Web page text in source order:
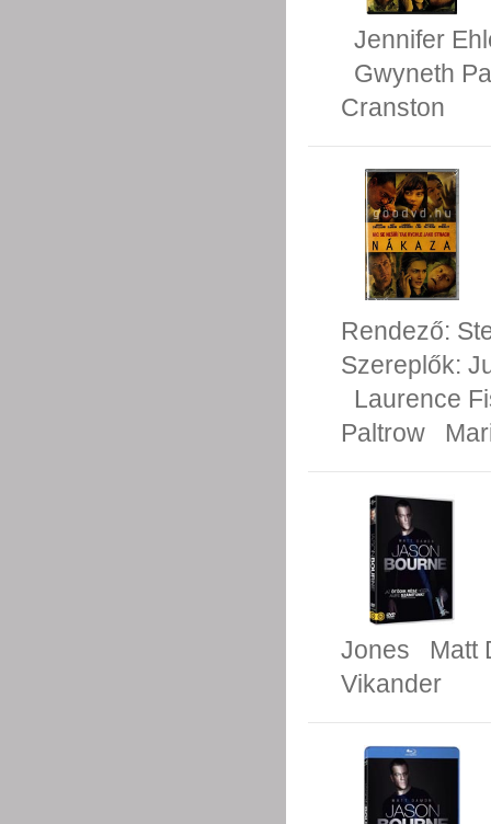
Jennifer
Gwyneth
Cranston
Rendező:
Szereplők:
Laurence
Paltrow
Jones
Matt
Vikander